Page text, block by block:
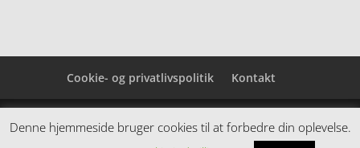
Cookie- og privatlivspolitik Kontakt
Denne hjemmeside samler et bredt udvalg af
spændende varer. Siden er et affiiliatesite, og nogle
Denne hjemmeside bruger cookies til at forbedre din oplevelse.